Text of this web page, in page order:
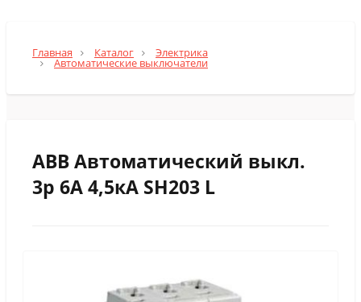
Главная Каталог Электрика
Автоматические выключатели
ABB Автоматический выкл.
3р 6А 4,5кА SH203 L